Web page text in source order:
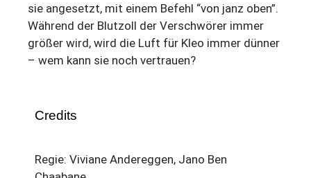
sie angesetzt, mit einem Befehl “von janz oben”.
Während der Blutzoll der Verschwörer immer
größer wird, wird die Luft für Kleo immer dünner
– wem kann sie noch vertrauen?
Credits
Regie: Viviane Andereggen, Jano Ben